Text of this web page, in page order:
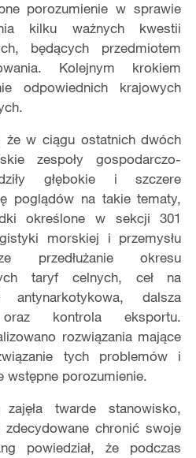
porozumienie w sprawie
kilku ważnych kwestii
będących przedmiotem
Kolejnym krokiem
odpowiednich krajowych
że w ciągu ostatnich dwóch
zespoły gospodarczo-
głębokie i szczere
poglądów na takie tematy,
określone w sekcji 301
morskiej i przemysłu
przedłużanie okresu
taryf celnych, ceł na
antynarkotykowa, dalsza
kontrola eksportu.
rozwiązania mające
tych problemów i
wstępne porozumienie.
zajęła twarde stanowisko,
chronić swoje
powiedział, że podczas